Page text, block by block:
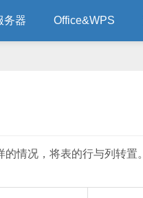
务器 Office&WPS
情况，将表的行与列转置